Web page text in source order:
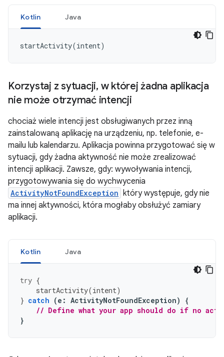
Kotlin Java
startActivity(intent)
Korzystaj z sytuacji, w której żadna aplikacja
nie może otrzymać intencji
chociaż wiele intencji jest obsługiwanych przez inną
zainstalowaną aplikację na urządzeniu, np. telefonie, e-
mailu lub kalendarzu. Aplikacja powinna przygotować się w
sytuacji, gdy żadna aktywność nie może zrealizować
intencji aplikacji. Zawsze, gdy: wywoływania intencji,
przygotowywania się do wychwycenia
ActivityNotFoundException który występuje, gdy nie
ma innej aktywności, która mogłaby obsłużyć zamiary
aplikacji.
Kotlin Java
try {
startActivity(intent)
} catch (e : ActivityNotFoundException)
{
// Define what your app should do if no
}